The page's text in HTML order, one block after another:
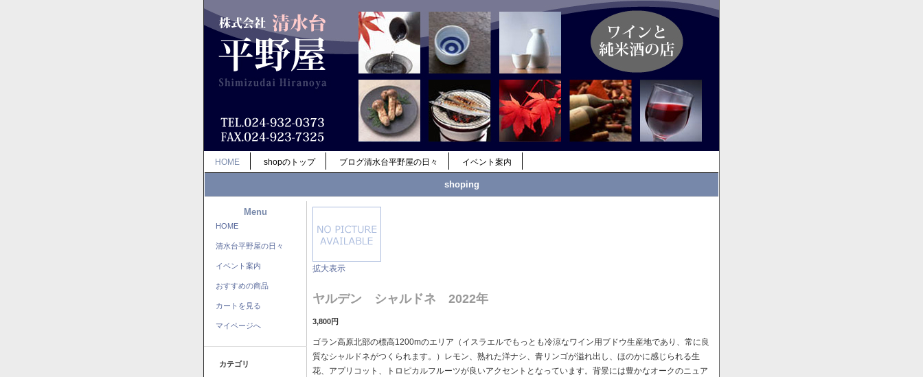
HOME shopのトップ ブログ清水台平野屋の日々 イベント案内
shoping
Menu
HOME
清水台平野屋の日々
イベント案内
おすすめの商品
カートを見る
マイページへ
カテゴリ
拡大表示
ヤルデン シャルドネ 2022年
3,800円
ゴラン高原北部の標高1200mのエリア（イスラエルでもっとも冷涼なワイン用ブドウ生産地であり、常に良
質なシャルドネがつくられます。）レモン、熟れた洋ナシ、青リンゴが溢れ出し、ほのかに感じられる生
花、アプリコット、トロピカルフルーツが良いアクセントとなっています。背景には豊かなオークのニュア